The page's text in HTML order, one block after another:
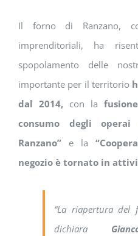
Il forno di Ranzano,
imprenditoriali, ha
spopolamento delle
importante per il territorio
dal 2014, con la
consumo degli
Ranzano” e la
negozio è tornato in
“La riapertura del
dichiara